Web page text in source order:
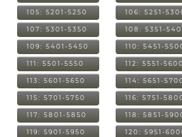
105: 5201-5250 106: 5251-
107: 5301-5350 108: 5351-
109: 5401-5450 110: 5451-
111: 5501-5550 112: 5551-5600
113: 5601-5650 114: 5651-
115: 5701-5750 116: 5751-
117: 5801-5850 118: 5851-
119: 5901-5950 120: 5951-